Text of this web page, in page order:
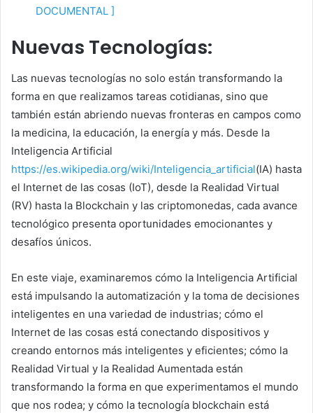
DOCUMENTAL ]
Nuevas Tecnologías:
Las nuevas tecnologías no solo están transformando la
forma en que realizamos tareas cotidianas, sino que
también están abriendo nuevas fronteras en campos como
la medicina, la educación, la energía y más. Desde la
Inteligencia Artificial
https://es.wikipedia.org/wiki/Inteligencia_artificial(IA) hasta
el Internet de las cosas (IoT), desde la Realidad Virtual
(RV) hasta la Blockchain y las criptomonedas, cada avance
tecnológico presenta oportunidades emocionantes y
desafíos únicos.
En este viaje, examinaremos cómo la Inteligencia Artificial
está impulsando la automatización y la toma de decisiones
inteligentes en una variedad de industrias; cómo el
Internet de las cosas está conectando dispositivos y
creando entornos más inteligentes y eficientes; cómo la
Realidad Virtual y la Realidad Aumentada están
transformando la forma en que experimentamos el mundo
que nos rodea; y cómo la tecnología blockchain está